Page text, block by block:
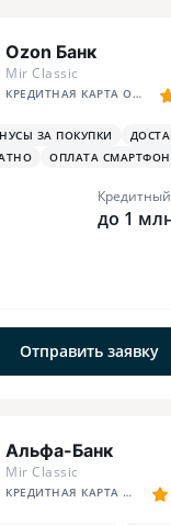
Ozon Банк
Mir Classic
КРЕДИТНАЯ КАРТА OZON
ЗА ПОКУПКИ
ОПЛАТА
до 1
Отправить заявку
Альфа-Банк
Mir Classic
КРЕДИТНАЯ КАРТА АЛЬФА-БАНКА